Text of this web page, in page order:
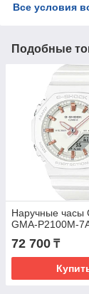
Все условия
Подобные
Наручные часы
GMA-P2100M-
72 700 ₸